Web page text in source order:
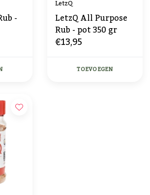
-
LetzQ
LetzQ All Purpose
Rub - pot 350 gr
€13,95
TOEVOEGEN